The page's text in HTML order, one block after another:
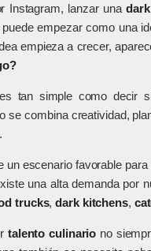
Instagram, lanzar una
empezar como una
empieza a crecer,
tan simple como decir
se combina creatividad,
un escenario favorable
una alta demanda por
trucks,dark kitchens,
talento culinario no